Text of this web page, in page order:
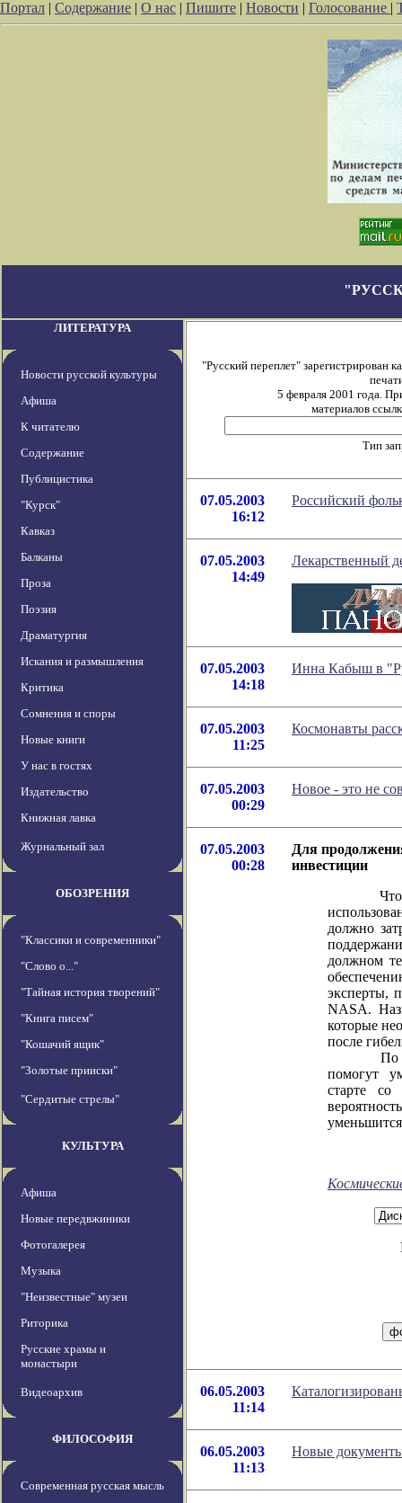
Портал | Содержание | О нас | Пишите | Новости | Голосование |
ЛИТЕРАТУРА
Новости русской культуры
Афиша
К читателю
Содержание
Публицистика
"Курск"
Кавказ
Балканы
Проза
Поэзия
Драматургия
Искания и размышления
Критика
Сомнения и споры
Новые книги
У нас в гостях
Издательство
Книжная лавка
Журнальный зал
ОБОЗРЕНИЯ
"Классики и современники"
"Слово о..."
"Тайная история творений"
"Книга писем"
"Кошачий ящик"
"Золотые прииски"
"Сердитые стрелы"
КУЛЬТУРА
Афиша
Новые передвжиники
Фотогалерея
Музыка
"Неизвестные" музеи
Риторика
Русские храмы и
монастыри
Видеоархив
ФИЛОСОФИЯ
Современная русская мысль
"Русский переплет" зарегистрирован
5 февраля 2001 года.
материалов
Тип
07.05.2003
16:12
Российский
07.05.2003
14:49
Лекарственный
07.05.2003
14:18
Инна Кабыш в
07.05.2003
11:25
Космонавты
07.05.2003
00:29
Новое - это не
07.05.2003
00:28
Для
инвестиции
Чтобы
должно
должном
эксперты,
NASA.
которые
после
По
помогут
старте со
06.05.2003
11:14
06.05.2003
11:13
Новые